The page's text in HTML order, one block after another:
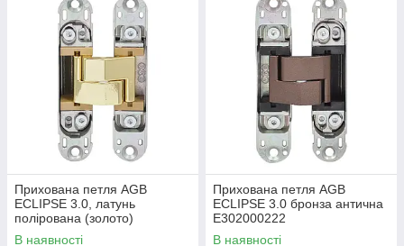
Прихована петля AGB
ECLIPSE 3.0, латунь
полірована (золото)
E302000203
В наявності
Прихована петля AGB
ECLIPSE 3.0 бронза антична
E302000222
В наявності